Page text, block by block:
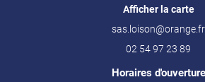
Afficher la carte
02 54 97 23 89
Horaires d'ouverture